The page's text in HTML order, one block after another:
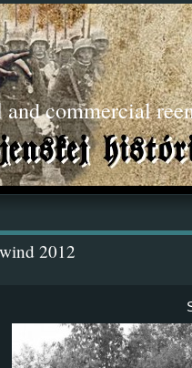
commercial
2012